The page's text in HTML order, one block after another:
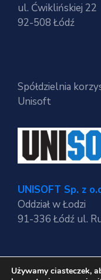
ul. Ćwiklińskiej 22
92-508 Łódź
Spółdzielnia
Unisoft
UNISOFT Sp. z
Oddział w Łodzi
91-336 Łódź ul.
Używamy ciasteczek,